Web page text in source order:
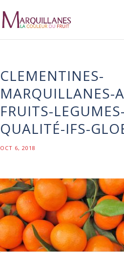
CLEMENTINES-
MARQUILLANES-
FRUITS-
QUALITÉ-IFS-
OCT 6, 2018